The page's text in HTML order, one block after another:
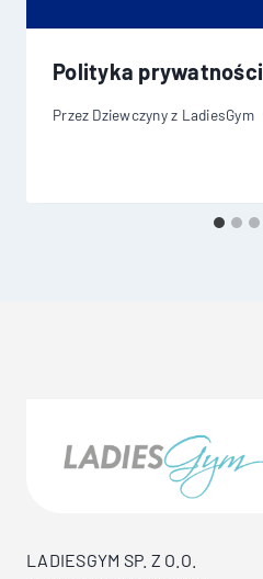
Polityka prywatności
Przez Dziewczyny z LadiesGym
LADIESGYM SP. Z O.O.